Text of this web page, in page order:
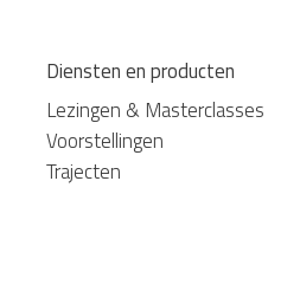
Diensten en producten
Lezingen & Masterclasses
Voorstellingen
Trajecten